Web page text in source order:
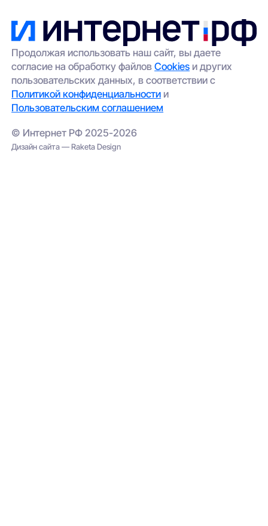
Продолжая использовать наш сайт, вы даете
согласие на обработку файловCookies и других
пользовательских данных, в соответствии с
Политикой конфиденциальности и
Пользовательским соглашением
© Интернет РФ 2025-2026
Дизайн сайта — Raketa Design